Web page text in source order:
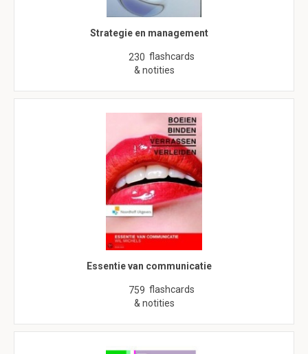
Strategie en management
230 flashcards
& notities
Essentie van communicatie
759 flashcards
& notities